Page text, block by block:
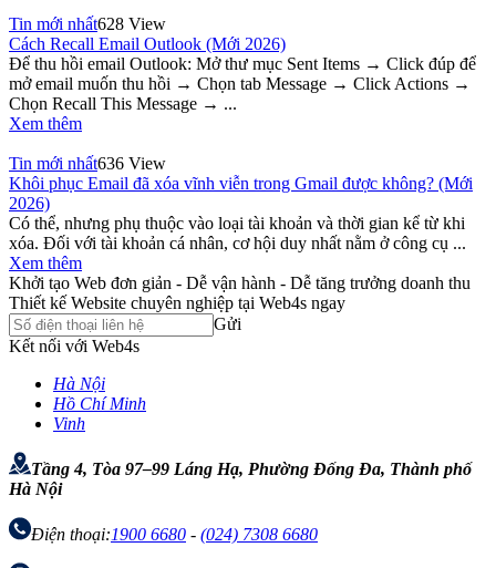
Tin mới nhất628 View
Cách Recall Email Outlook (Mới 2026)
Để thu hồi email Outlook: Mở thư mục Sent Items → Click đúp để
mở email muốn thu hồi → Chọn tab Message → Click Actions →
Chọn Recall This Message → ...
Xem thêm
Tin mới nhất636 View
Khôi phục Email đã xóa vĩnh viễn trong Gmail được không? (Mới
2026)
Có thể, nhưng phụ thuộc vào loại tài khoản và thời gian kể từ khi
xóa. Đối với tài khoản cá nhân, cơ hội duy nhất nằm ở công cụ ...
Xem thêm
Khởi tạo Web đơn giản - Dễ vận hành - Dễ tăng trưởng doanh thu
Thiết kế Website chuyên nghiệp tại Web4s ngay
Gửi
Kết nối với Web4s
Hà Nội
Hồ Chí Minh
Vinh
Tầng 4, Tòa 97–99 Láng Hạ, Phường Đống Đa, Thành phố
Hà Nội
Điện thoại:1900 6680 - (024) 7308 6680